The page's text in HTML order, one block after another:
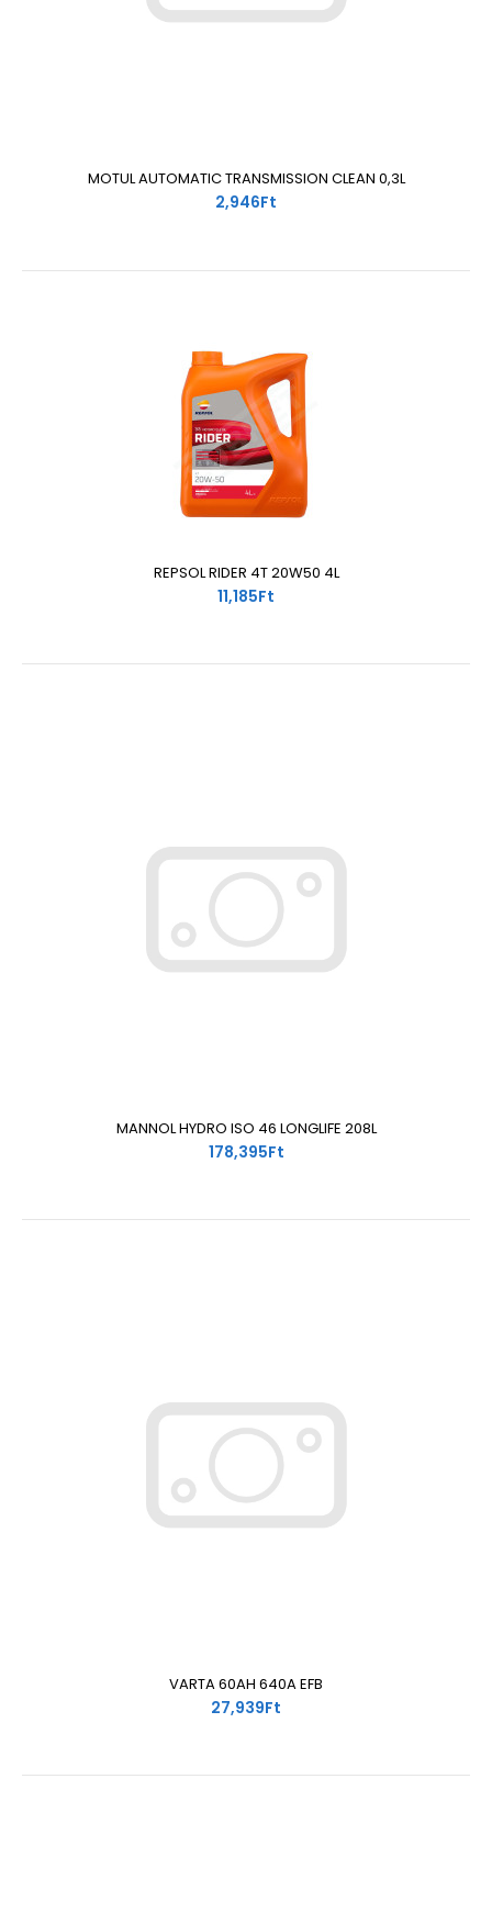
MOTUL AUTOMATIC TRANSMISSION CLEAN 0,3L
2,946Ft
REPSOL RIDER 4T 20W50 4L
11,185Ft
MANNOL HYDRO ISO 46 LONGLIFE 208L
178,395Ft
VARTA 60AH 640A EFB
27,939Ft